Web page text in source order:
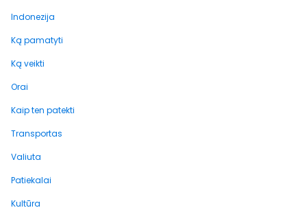
Indonezija
Ką pamatyti
Ką veikti
Orai
Kaip ten patekti
Transportas
Valiuta
Patiekalai
Kultūra